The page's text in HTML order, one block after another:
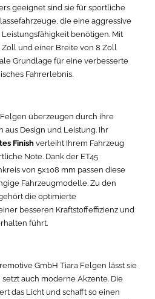
geeignet sind sie für sportliche
die eine aggressive
benötigen. Mit
und einer Breite von 8 Zoll
Grundlage für eine verbesserte
Fahrerlebnis.
überzeugen durch ihre
Design und Leistung. Ihr
Finish verleiht Ihrem Fahrzeug
Note. Dank der ET45
von 5x108 mm passen diese
Fahrzeugmodelle. Zu den
die optimierte
besseren Kraftstoffeffizienz und
führt.
GmbH Tiara Felgen lässt sie
auch moderne Akzente. Die
das Licht und schafft so einen